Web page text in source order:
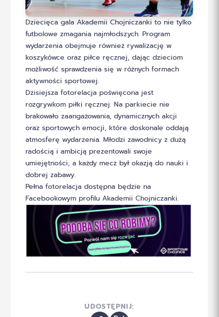
Dziecięca gala Akademii Chojniczanki to nie tylko
futbolowe zmagania najmłodszych. Program
wydarzenia obejmuje również rywalizację w
koszykówce oraz piłce ręcznej, dając dzieciom
możliwość sprawdzenia się w różnych formach
aktywności sportowej.
Dzisiejsza fotorelacja poświęcona jest
rozgrywkom piłki ręcznej. Na parkiecie nie
brakowało zaangażowania, dynamicznych akcji
oraz sportowych emocji, które doskonale oddają
atmosferę wydarzenia. Młodzi zawodnicy z dużą
radością i ambicją prezentowali swoje
umiejętności, a każdy mecz był okazją do nauki i
dobrej zabawy.
Pełna fotorelacja dostępna będzie na
Facebookowym profilu Akademii Chojniczanki.
UDOSTĘPNIJ: